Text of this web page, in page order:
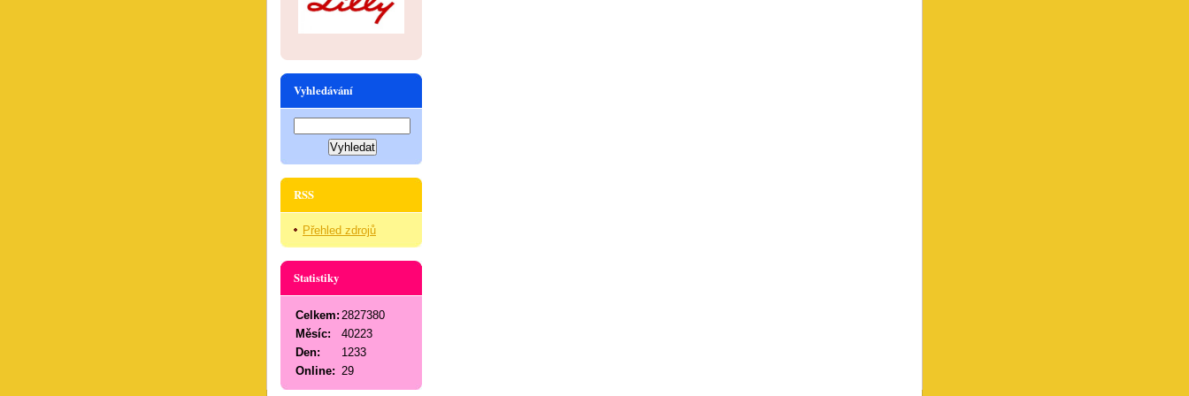
Vyhledávání
RSS
Přehled zdrojů
Statistiky
Online: 29
Celkem: 2827380
Měsíc:
40223
Den:
1233